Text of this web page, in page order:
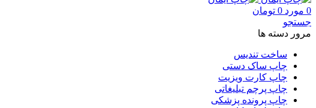
0 مورد 0 تومان
جستجو
مرور دسته ها
ساخت تندیس
چاپ ساک دستی
چاپ کارت ویزیت
چاپ پرچم تبلیغاتی
چاپ پرونده پزشکی